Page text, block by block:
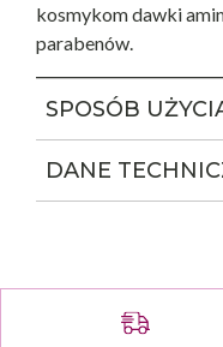
kosmykom dawki
parabenów.
SPOSÓB
DANE